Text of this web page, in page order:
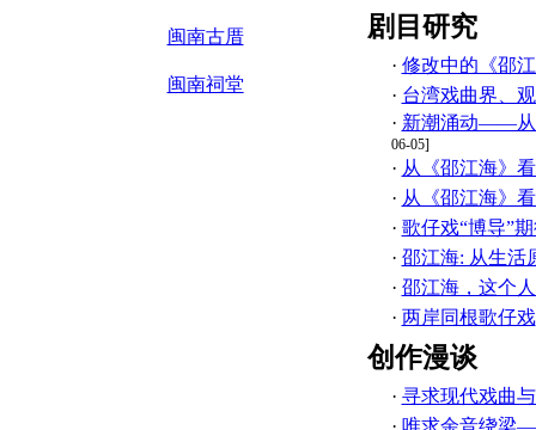
闽南古厝
闽南祠堂
剧目研究
· 修改中的《邵
· 台湾戏曲界、
· 新潮涌动——从
06-05]
· 从《邵江海》
· 从《邵江海》
· 歌仔戏“博导”
· 邵江海: 从生活
· 邵江海，这个
· 两岸同根歌仔戏
创作漫谈
· 寻求现代戏曲
· 唯求余音绕梁